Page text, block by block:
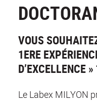
VOUS
1ERE
D’EXCELLENCE »
Le Labex MILYON